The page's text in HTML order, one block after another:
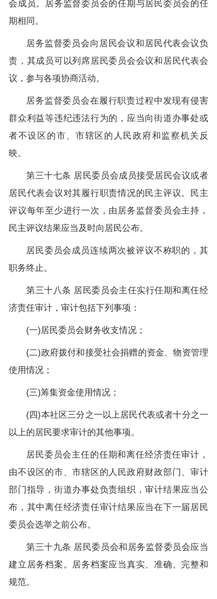
会成员。居务监督委员会的任期与居民委员会的任
期相同。
居务监督委员会向居民会议和居民代表会议负
责，其成员可以列席居民委员会会议和居民代表会
议，参与各项协商活动。
居务监督委员会在履行职责过程中发现有侵害
群众利益等违纪违法行为的，应当向街道办事处或
者不设区的市、市辖区的人民政府和监察机关反
映。
第三十七条 居民委员会成员接受居民会议或者
居民代表会议对其履行职责情况的民主评议。民主
评议每年至少进行一次，由居务监督委员会主持，
民主评议结果应当及时向居民公布。
居民委员会成员连续两次被评议不称职的，其
职务终止。
第三十八条 居民委员会主任实行任期和离任经
济责任审计，审计包括下列事项：
(一)居民委员会财务收支情况；
(二)政府拨付和接受社会捐赠的资金、物资管理
使用情况；
(三)筹集资金使用情况；
(四)本社区三分之一以上居民代表或者十分之一
以上的居民要求审计的其他事项。
居民委员会主任的任期和离任经济责任审计，
由不设区的市、市辖区的人民政府财政部门、审计
部门指导，街道办事处负责组织，审计结果应当公
布，其中离任经济责任审计结果应当在下一届居民
委员会选举之前公布。
第三十九条 居民委员会和居务监督委员会应当
建立居务档案。居务档案应当真实、准确、完整和
规范。